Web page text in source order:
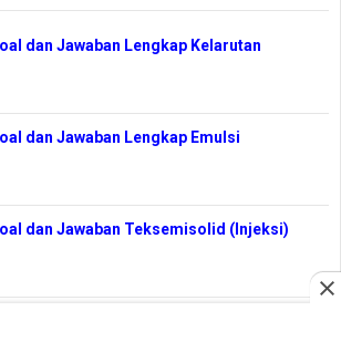
dan Jawaban Lengkap Kelarutan
dan Jawaban Lengkap Emulsi
dan Jawaban Teksemisolid (Injeksi)